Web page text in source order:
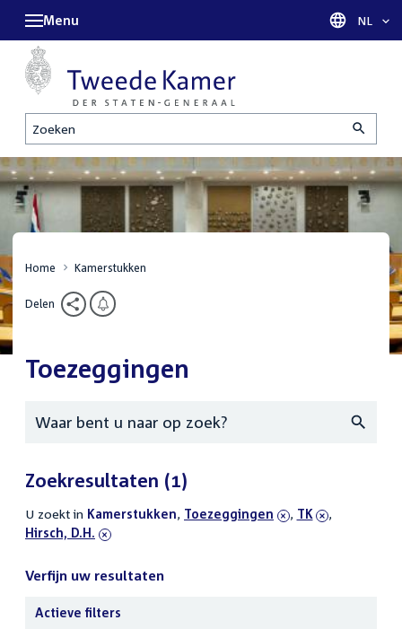
Zoeken
Menu Taal
NL
Home Kamerstukken
Delen
Toezeggingen
Zoeken
Zoekresultaten (1)
U zoekt in actieve
filters
Kamerstukken, verwijder
Toezeggingen , verwijder
TK ,
Hirsch, D.H.
Verfijn uw resultaten
Actieve filters